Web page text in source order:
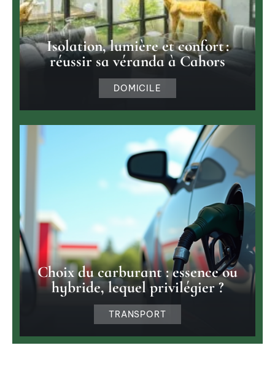
Isolation, lumière et confort :
réussir sa véranda à Cahors
DOMICILE
Choix du carburant : essence ou
hybride, lequel privilégier ?
TRANSPORT